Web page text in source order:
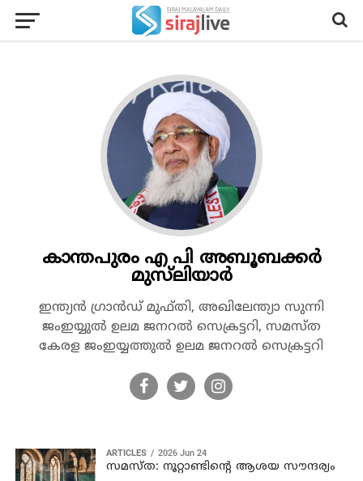
കാന്തപുരം എ പി അബൂബക്കര്‍
മുസ്‍ലിയാർ
ഇന്ത്യൻ ഗ്രാൻഡ് മുഫ്തി, അഖിലേന്ത്യാ സുന്നി
ജംഇയ്യുൽ ഉലമ ജനറൽ സെക്രട്ടറി, സമസ്ത
കേരള ജംഇയ്യത്തുൽ ഉലമ ജനറൽ സെക്രട്ടറി
ARTICLES 2026 Jun 24
സമസ്ത: നൂറ്റാണ്ടിന്റെ ആശയ സൗന്ദര്യം